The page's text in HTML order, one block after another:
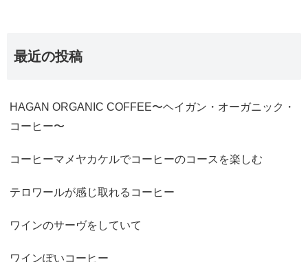
最近の投稿
HAGAN ORGANIC COFFEE〜ヘイガン・オーガニック・
コーヒー〜
コーヒーマメヤカケルでコーヒーのコースを楽しむ
テロワールが感じ取れるコーヒー
ワインのサーヴをしていて
ワインぽいコーヒー